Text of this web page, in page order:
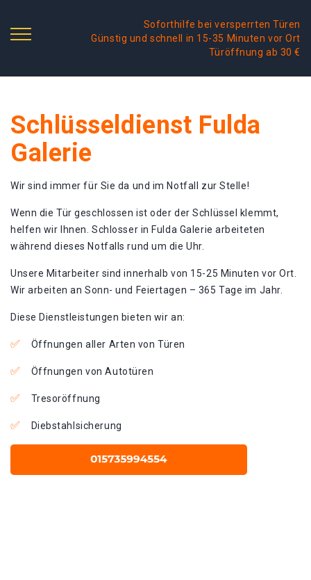
Soforthilfe bei versperrten Türen
Günstig und schnell in 15-35 Minuten vor Ort
Türöffnung ab 30 €
Schlüsseldienst Fulda
Galerie
Wir sind immer für Sie da und im Notfall zur Stelle!
Wenn die Tür geschlossen ist oder der Schlüssel klemmt,
helfen wir Ihnen. Schlosser in Fulda Galerie arbeiteten
während dieses Notfalls rund um die Uhr.
Unsere Mitarbeiter sind innerhalb von 15-25 Minuten vor Ort.
Wir arbeiten an Sonn- und Feiertagen – 365 Tage im Jahr.
Diese Dienstleistungen bieten wir an:
Öffnungen aller Arten von Türen
Öffnungen von Autotüren
Tresoröffnung
Diebstahlsicherung